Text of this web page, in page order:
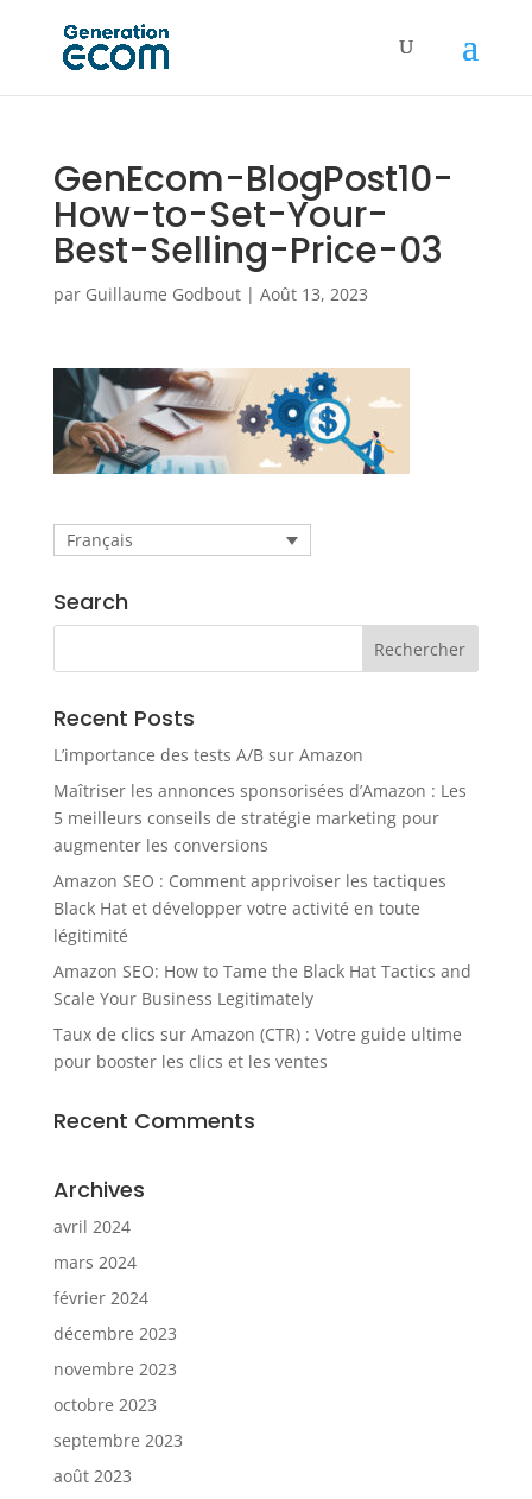
GenEcom-BlogPost10-
How-to-Set-Your-
Best-Selling-Price-03
par Guillaume Godbout| Août 13, 2023
Français
Search
Recent Posts
L’importance des tests A/B sur Amazon
Maîtriser les annonces sponsorisées d’Amazon : Les
5 meilleurs conseils de stratégie marketing pour
augmenter les conversions
Amazon SEO : Comment apprivoiser les tactiques
Black Hat et développer votre activité en toute
légitimité
Amazon SEO: How to Tame the Black Hat Tactics and
Scale Your Business Legitimately
Taux de clics sur Amazon (CTR) : Votre guide ultime
pour booster les clics et les ventes
Recent Comments
Archives
avril 2024
mars 2024
février 2024
décembre 2023
novembre 2023
octobre 2023
septembre 2023
août 2023